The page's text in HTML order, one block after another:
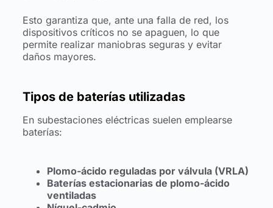
Esto garantiza que, ante una falla de red, los
dispositivos críticos no se apaguen, lo que
permite realizar maniobras seguras y evitar
daños mayores.
Tipos de baterías utilizadas
En subestaciones eléctricas suelen emplearse
baterías:
Plomo-ácido reguladas por válvula (VRLA)
Baterías estacionarias de plomo-ácido
ventiladas